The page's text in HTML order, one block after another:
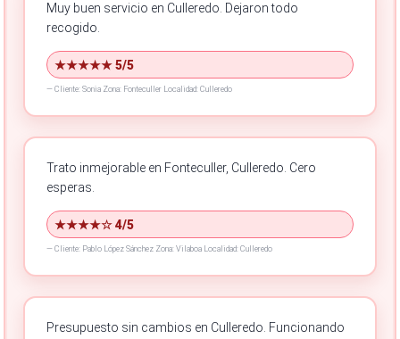
★★★★★ 5/5
Muy buen servicio en Culleredo. Dejaron todo
recogido.
— Cliente: Sonia Zona: Fonteculler Localidad: Culleredo
★★★★☆ 4/5
Trato inmejorable en Fonteculler, Culleredo. Cero
esperas.
— Cliente: Pablo López Sánchez Zona: Vilaboa Localidad: Culleredo
Presupuesto sin cambios en Culleredo. Funcionando